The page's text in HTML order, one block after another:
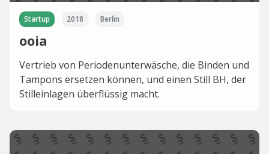
Startup 2018 Berlin
ooia
Vertrieb von Periodenunterwäsche, die Binden und
Tampons ersetzen können, und einen Still BH, der
Stilleinlagen überflüssig macht.